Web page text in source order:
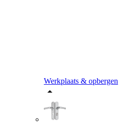
Werkplaats & opbergen